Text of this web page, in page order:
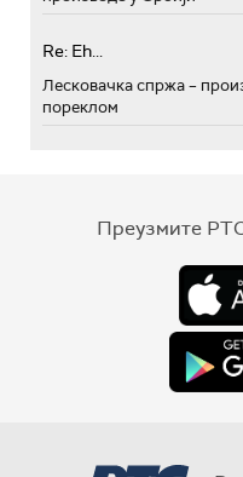
Re: Eh...
Лесковачка спржа –
пореклом
Преузмите